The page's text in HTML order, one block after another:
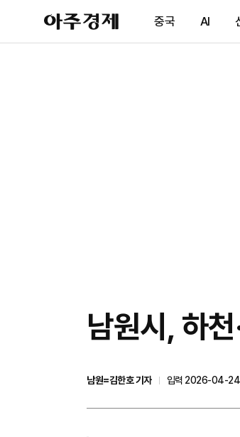
아
주
제
중국 AI
남원시, 하
남원=김한호 기자
입력 2026-04-24